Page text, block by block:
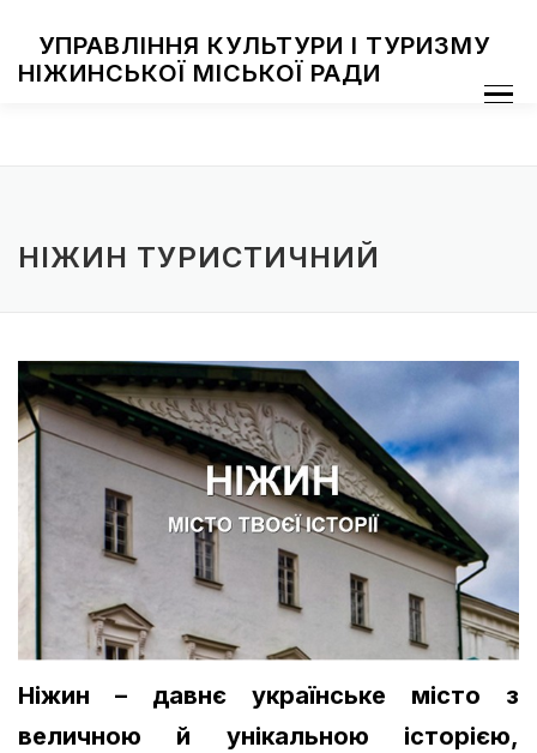
contentУПРАВЛІННЯ КУЛЬТУРИ І ТУРИЗМУ
НІЖИНСЬКОЇ МІСЬКОЇ РАДИ
Menu
НІЖИН ТУРИСТИЧНИЙ
Ніжин – давнє українське місто з
величною й унікальною історією,